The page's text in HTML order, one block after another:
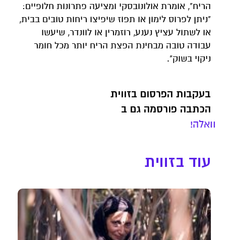
הריח", אומרת אולונובסקי ומציעה פתרונות חלופיים:
"ניתן לפרוס לימון או תפוז שיפיצו ריחות טובים בבית,
או לשתול עציץ נענע, רוזמרין או לוונדר, שיעשו
עבודה טובה מבחינת הפצת הריח יותר מכל חומר
ניקוי בשוק".
בעקבות הפרסום בזווית
הכתבה פורסמה גם ב
וואלה!
עוד בזווית